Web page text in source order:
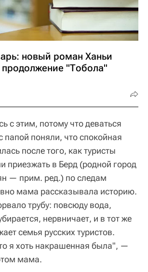
новый роман Ханьи
"Тобола"
с этим, потому что деваться
папой поняли, что спокойная
после того, как туристы
приезжать в Берд (родной город
— прим. ред.) по следам
мама рассказывала историю.
трубу: повсюду вода,
нервничает, и в тот же
семья русских туристов.
я хоть накрашенная была", —
мама.